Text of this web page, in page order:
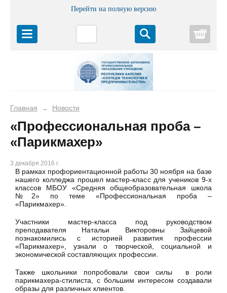
Перейти на полную версию
Главная → Новости
«Профессиональная проба –
«Парикмахер»
3 декабря 2016 г.
В рамках профориентационной работы 30 ноября на базе
нашего колледжа прошел мастер-класс для учеников 9-х
классов МБОУ «Средняя общеобразовательная школа
№2» по теме «Профессиональная проба –
«Парикмахер».
Участники мастер-класса под руководством
преподавателя Натальи Викторовны Зайцевой
познакомились с историей развития профессии
«Парикмахер», узнали о творческой, социальной и
экономической составляющих профессии.
Также школьники попробовали свои силы в роли
парикмахера-стилиста, с большим интересом создавали
образы для различных клиентов.